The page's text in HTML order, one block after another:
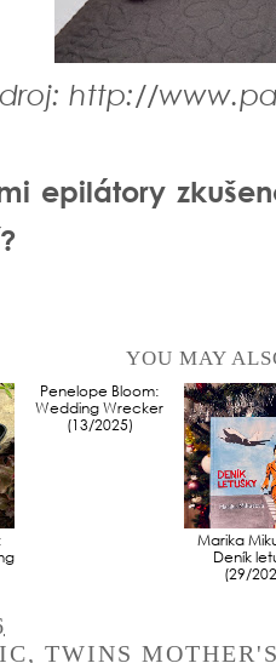
http://
epilátory
YOU MAY
Marika
Deník
(29/
, TWINS